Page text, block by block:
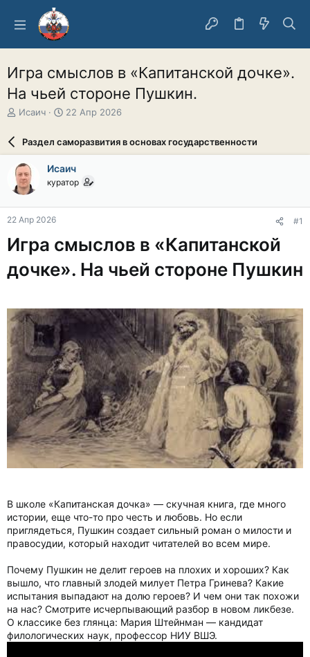
Игра смыслов в «Капитанской дочке».
На чьей стороне Пушкин.
А
о
р
т
е
м
ы
Исаич
Д
а
а
ч
л
22 Апр 2026
Раздел саморазвития в основах государственности
Исаич
куратор
22 Апр 2026 #1
Игра смыслов в «Капитанской
дочке». На чьей стороне Пушкин
В школе «Капитанская дочка» — скучная книга, где много
истории, еще что-то про честь и любовь. Но если
приглядеться, Пушкин создает сильный роман о милости и
правосудии, который находит читателей во всем мире.
Почему Пушкин не делит героев на плохих и хороших? Как
вышло, что главный злодей милует Петра Гринева? Какие
испытания выпадают на долю героев? И чем они так похожи
на нас? Смотрите исчерпывающий разбор в новом ликбезе.
О классике без глянца: Мария Штейнман — кандидат
филологических наук, профессор НИУ ВШЭ.